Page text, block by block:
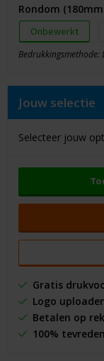
Rondom
Onbewerkt
Bedrukkingsmethode:
Jouw selectie
Selecteer jouw
Gratis
Logo
Betalen op
100%